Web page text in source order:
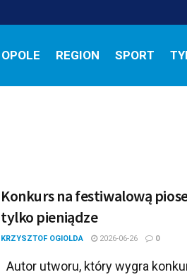
OPOLE REGION SPORT
Konkurs na festiwalową
tylko pieniądze
KRZYSZTOF OGIOLDA 2026-06-26 0
Autor utworu, który wygra